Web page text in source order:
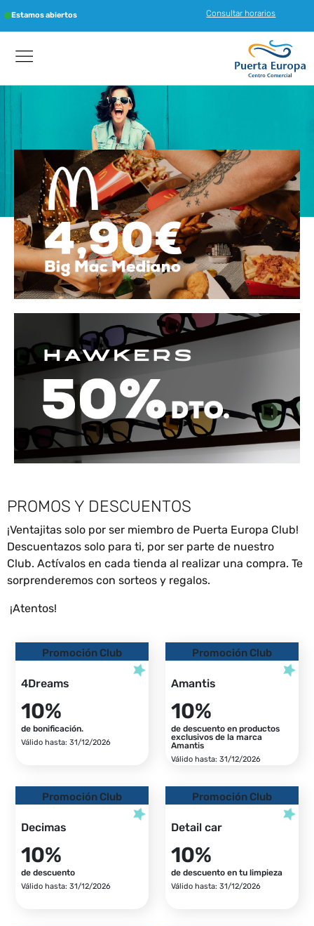
Estamos abiertos Consultar horarios
PROMOS Y DESCUENTOS
¡Ventajitas solo por ser miembro de Puerta Europa Club!
Descuentazos solo para ti, por ser parte de nuestro
Club. Actívalos en cada tienda al realizar una compra. Te
sorprenderemos con sorteos y regalos.
¡Atentos!
Promoción Club
4Dreams
10%
de bonificación.
Válido hasta: 31/12/2026
Promoción Club
Amantis
10%
de descuento en productos
exclusivos de la marca
Amantis
Válido hasta: 31/12/2026
Promoción Club
Decimas
10%
de descuento
Válido hasta: 31/12/2026
Promoción Club
Detail car
10%
de descuento en tu limpieza
Válido hasta: 31/12/2026